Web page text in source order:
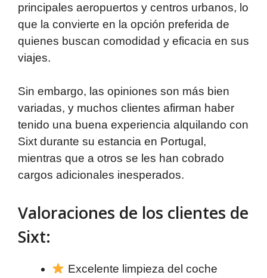
principales aeropuertos y centros urbanos, lo
que la convierte en la opción preferida de
quienes buscan comodidad y eficacia en sus
viajes.
Sin embargo, las opiniones son más bien
variadas, y muchos clientes afirman haber
tenido una buena experiencia alquilando con
Sixt durante su estancia en Portugal,
mientras que a otros se les han cobrado
cargos adicionales inesperados.
Valoraciones de los clientes de
Sixt:
Excelente limpieza del coche